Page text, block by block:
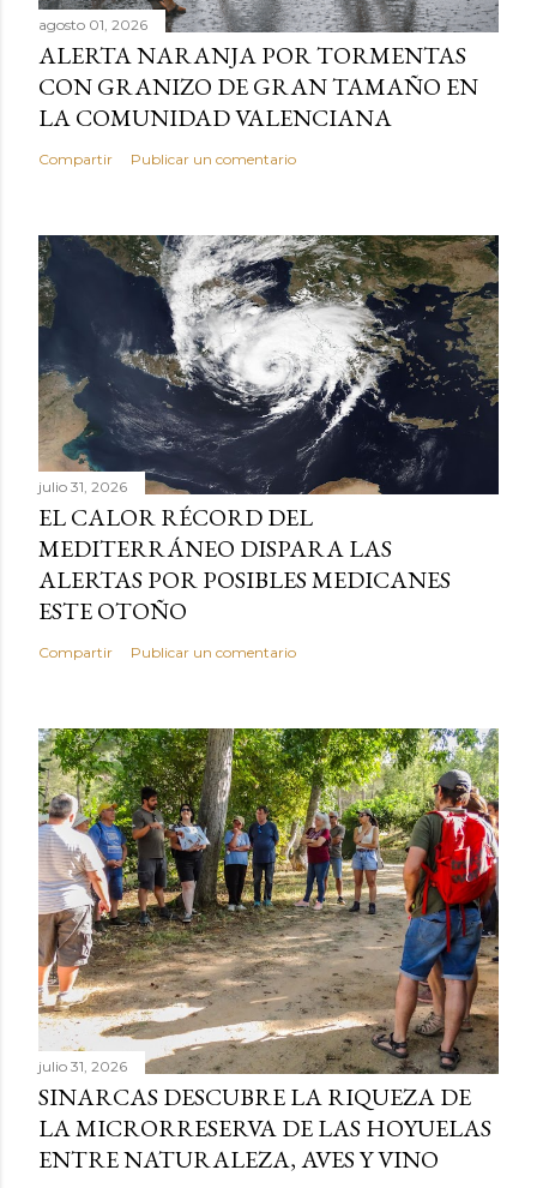
agosto 01, 2026
ALERTA NARANJA POR TORMENTAS
CON GRANIZO DE GRAN TAMAÑO EN
LA COMUNIDAD VALENCIANA
Compartir Publicar un comentario
julio 31, 2026
EL CALOR RÉCORD DEL
MEDITERRÁNEO DISPARA LAS
ALERTAS POR POSIBLES MEDICANES
ESTE OTOÑO
Compartir Publicar un comentario
julio 31, 2026
SINARCAS DESCUBRE LA RIQUEZA DE
LA MICRORRESERVA DE LAS HOYUELAS
ENTRE NATURALEZA, AVES Y VINO